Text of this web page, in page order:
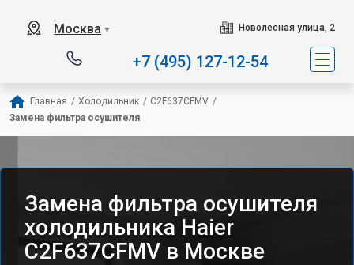
Москва ▼ Новолесная улица, 2
+7 (495) 127-12-54
Главная / Холодильник / C2F637CFMV /
Замена фильтра осушителя
Замена фильтра осушителя
холодильника Haier
C2F637CFMV в Москве